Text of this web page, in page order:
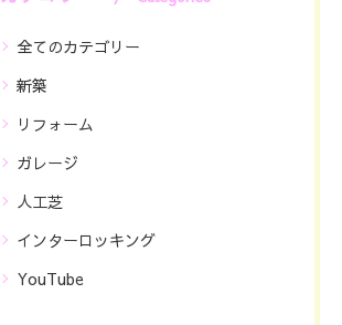
全てのカテゴリー
新築
リフォーム
ガレージ
人工芝
インターロッキング
YouTube